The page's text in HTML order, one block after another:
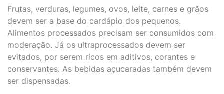
Frutas, verduras, legumes, ovos, leite, carnes e grãos
devem ser a base do cardápio dos pequenos.
Alimentos processados precisam ser consumidos com
moderação. Já os ultraprocessados devem ser
evitados, por serem ricos em aditivos, corantes e
conservantes. As bebidas açucaradas também devem
ser dispensadas.